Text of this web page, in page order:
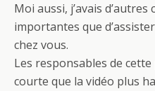
Moi aussi, j’avais
importantes que
chez vous.
Les responsables de
courte que la vidéo plus